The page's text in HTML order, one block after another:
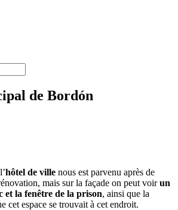
de Bordón
hôtel de ville nous est parvenu après de
mais sur la façade on peut voirun
et la fenêtre de la prison, ainsi que la
cet espace se trouvait à cet endroit.